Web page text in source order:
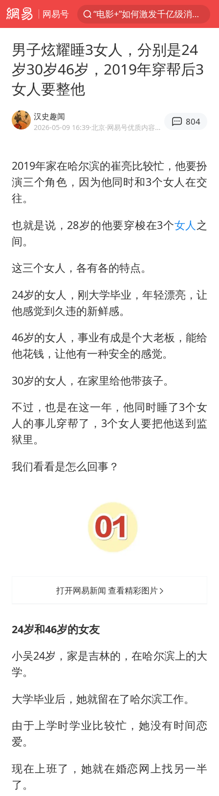
网易号
预计“白海豚”明晚将在浙江舟山到福建福鼎一带沿海登陆
用AI造出新病毒意味着什么
美股创4月份以来最大单周涨幅
泰国校园枪击事件已致8死30余伤
“东北超”哈尔滨主场收官战小贴士
微信新功能：你可以“撤回”你的撤回
2名小孩玩手机低头幅度近乎折叠
老人离世案亲属质疑记录仪
38岁演员求职万岁山NPC成功
夯实基础开新局
男子炫耀睡3女人，分别是24
岁30岁46岁，2019年穿帮后3
女人要整他
汉史趣闻
2026-05-09 16:39·北京 ·网易号优质内容创作者
804
2019年家在哈尔滨的崔亮比较忙，他要扮
演三个角色，因为他同时和3个女人在交
往。
也就是说，28岁的他要穿梭在3个女人 之
间。
这三个女人，各有各的特点。
24岁的女人，刚大学毕业，年轻漂亮，让
他感觉到久违的新鲜感。
46岁的女人，事业有成是个大老板，能给
他花钱，让他有一种安全的感觉。
30岁的女人，在家里给他带孩子。
不过，也是在这一年，他同时睡了3个女
人的事儿穿帮了，3个女人要把他送到监
狱里。
我们看看是怎么回事？
打开网易新闻 查看精彩图片
24岁和46岁的女友
小吴24岁，家是吉林的，在哈尔滨上的大
学。
大学毕业后，她就留在了哈尔滨工作。
由于上学时学业比较忙，她没有时间恋
爱。
现在上班了，她就在婚恋网上找另一半
了。